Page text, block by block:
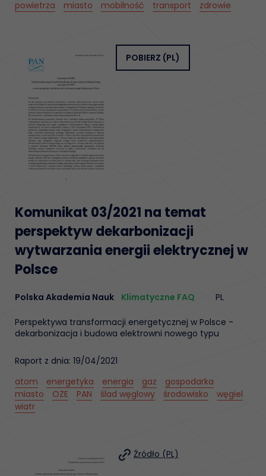
powietrza
miasto mobilność transport zdrowie
POBIERZ (PL)
Komunikat 03/2021 na temat
perspektyw dekarbonizacji
wytwarzania energii elektrycznej w
Polsce
Polska Akademia Nauk Klimatyczne FAQ PL
Perspektywa transformacji energetycznej w Polsce -
dekarbonizacja i budowa elektrowni nowego typu
Raport z dnia: 19/04/2021
atom
energetyka energia gaz
gospodarka
miasto
OZE PAN ślad węglowy środowisko
węgiel
wiatr
Źródło (PL)